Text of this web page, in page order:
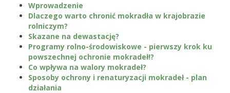
Wprowadzenie
Dlaczego warto chronić mokradła w krajobrazie
rolniczym?
Skazane na dewastację?
Programy rolno-środowiskowe - pierwszy krok ku
powszechnej ochronie mokradeł!?
Co wpływa na walory mokradeł?
Sposoby ochrony i renaturyzacji mokradeł - plan
działania